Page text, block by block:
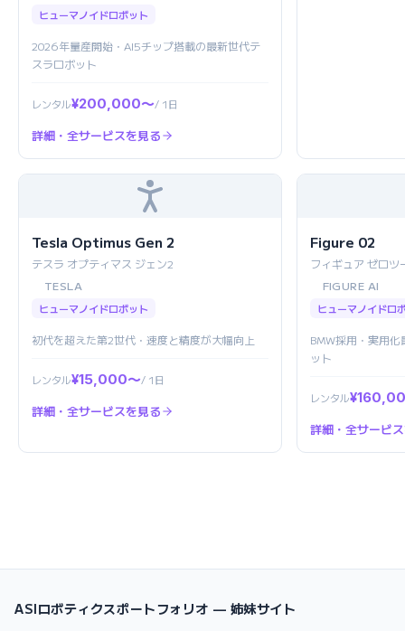
ヒューマノイドロボット
2026年量産開始・AI5チップ搭載の最新世代テ
スラロボット
レンタル¥200,000〜/ 1日
詳細・全サービスを見る
Tesla Optimus Gen 2
テスラ オプティマス ジェン2
TESLA
ヒューマノイドロボット
初代を超えた第2世代・速度と精度が大幅向上
レンタル¥15,000〜/ 1日
詳細・全サービスを見る
Figure 02
フィギュア ゼロツ
FIGURE AI
ヒューマノイドロ
BMW採用・実用
ット
レンタル
詳細・全サービ
ASIロボティクスポートフォリオ — 姉妹サイト